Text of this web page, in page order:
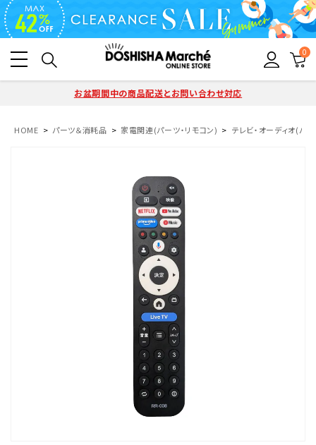
0
お盆期間中の商品配送とお問い合わせ対応
HOME パーツ＆消耗品 家電関連(パーツ・リモコン) テレビ・オーディオ(パ